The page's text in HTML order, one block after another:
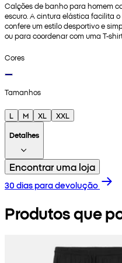
Calções de banho para homem
escuro. A cintura elástica facilita
confere um estilo desportivo e
ou para coordenar com uma T-
Cores
Tamanhos
L M XL
XXL
Detalhes
Encontrar uma loja
30 dias para devolução
Produtos que